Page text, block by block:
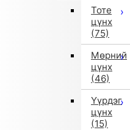
Тоте
цүнх
(75)
Мөрний
цүнх
(46)
Үүрдэг
цүнх
(15)